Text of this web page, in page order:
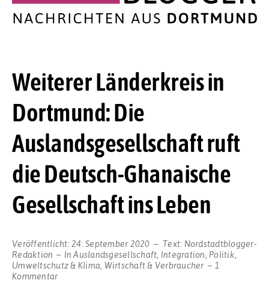
Weiterer Länderkreis in
Dortmund: Die
Auslandsgesellschaft ruft
die Deutsch-Ghanaische
Gesellschaft ins Leben
Veröffentlicht:24. September 2020 Text: Nordstadtblogger-
Redaktion
InAuslandsgesellschaft, Integration, Politik,
Umweltschutz & Klima, Wirtschaft & Verbraucher
1
Kommentarzu